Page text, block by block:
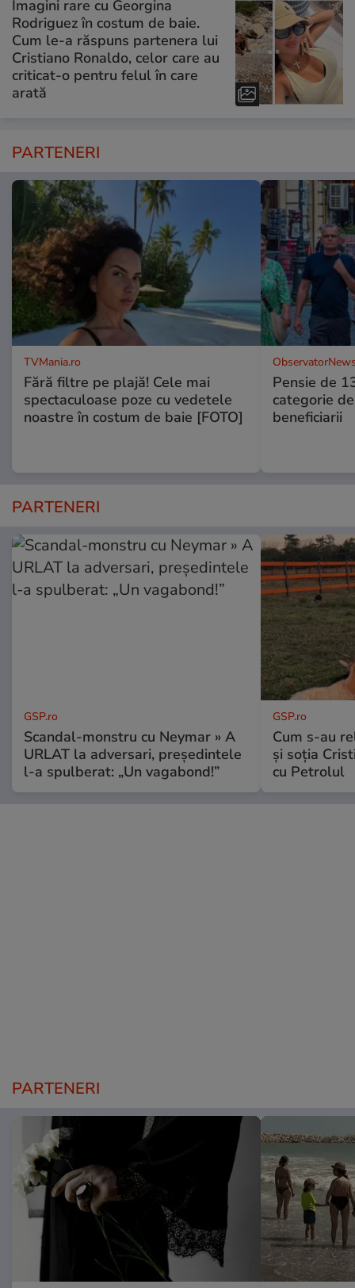
Imagini rare cu Georgina
Rodriguez în costum de baie.
Cum le-a răspuns partenera lui
Cristiano Ronaldo, celor care au
criticat-o pentru felul în care
arată
PARTENERI
TVMania.ro
Fără filtre pe plajă! Cele mai
spectaculoase poze cu vedetele
noastre în costum de baie [FOTO]
Pensie de
categorie
beneficiarii
PARTENERI
GSP.ro
Scandal-monstru cu Neymar » A
URLAT la adversari, președintele
l-a spulberat: „Un vagabond!”
GSP.ro
Cum s-au
și soția
cu Petrolul
PARTENERI